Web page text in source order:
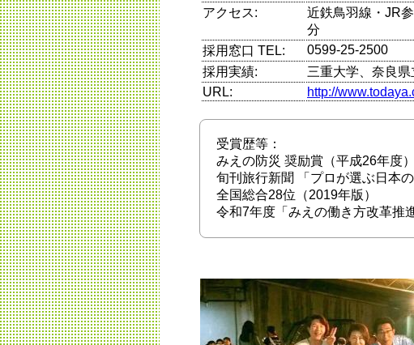
アクセス:
近鉄鳥羽線・JR
分
採用窓口 TEL:
0599-25-2500
採用実績:
三重大学、奈良
URL:
http://
受賞歴等：
みえの防災 奨励賞（平成26年度）
旬刊旅行新聞 「プロが選ぶ日本
全国総合28位（2019年版）
令和7年度「みえの働き方改革